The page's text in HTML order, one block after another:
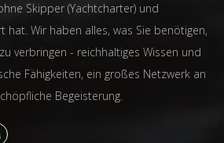
Skipper (Yachtcharter) und
hat. Wir haben alles, was Sie benötigen,
verbringen - reichhaltiges Wissen und
Fähigkeiten, ein großes Netzwerk an
Begeisterung.